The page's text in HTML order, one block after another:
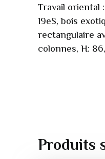
Travail oriental
19eS, bois
rectangulaire
colonnes, H:
Produits